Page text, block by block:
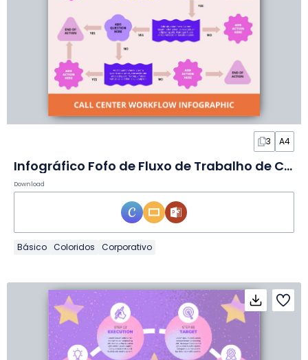
3 A4
Infográfico Fofo de Fluxo de Trabalho de Call Center em Slides
Download
Básico Coloridos Corporativo